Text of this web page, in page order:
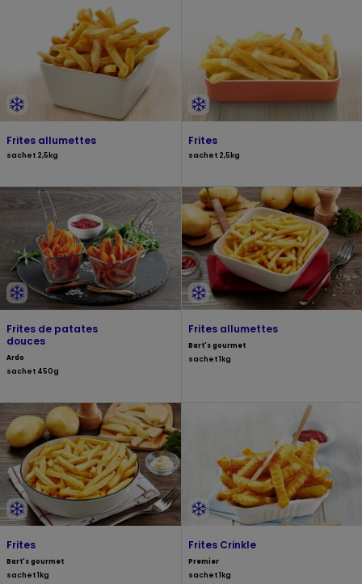
Frites allumettes
sachet 2,5kg
Frites
sachet 2,5kg
Frites de patates
douces
Ardo
sachet 450g
Frites allumettes
Bart's gourmet
sachet 1kg
Frites
Bart's gourmet
sachet 1kg
Frites Crinkle
Premier
sachet 1kg